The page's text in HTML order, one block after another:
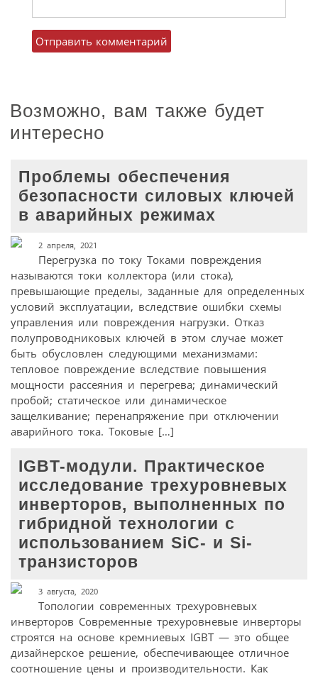
Возможно, вам также будет
интересно
Проблемы обеспечения
безопасности силовых ключей
в аварийных режимах
2 апреля, 2021
Перегрузка по току Токами повреждения
называются токи коллектора (или стока),
превышающие пределы, заданные для определенных
условий эксплуатации, вследствие ошибки схемы
управления или повреждения нагрузки. Отказ
полупроводниковых ключей в этом случае может
быть обусловлен следующими механизмами:
тепловое повреждение вследствие повышения
мощности рассеяния и перегрева; динамический
пробой; статическое или динамическое
защелкивание; перенапряжение при отключении
аварийного тока. Токовые […]
IGBT-модули. Практическое
исследование трехуровневых
инверторов, выполненных по
гибридной технологии с
использованием SiC- и Si-
транзисторов
3 августа, 2020
Топологии современных трехуровневых
инверторов Современные трехуровневые инверторы
строятся на основе кремниевых IGBT — это общее
дизайнерское решение, обеспечивающее отличное
соотношение цены и производительности. Как